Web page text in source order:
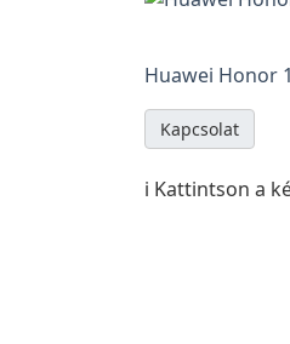
Huawei Honor
Kapcsolat
ℹ️ Kattintson a